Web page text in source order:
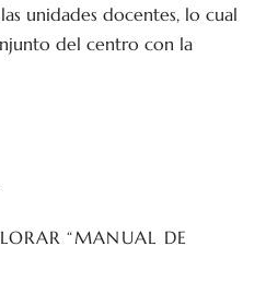
unidades docentes, lo cual
del centro con la
“MANUAL DE